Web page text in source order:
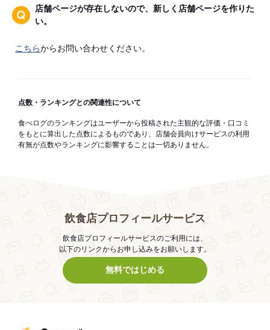
店舗ページが存在しないので、新しく店舗ページを作りた
い。
こちらからお問い合わせください。
点数・ランキングとの関連性について
食べログのランキングはユーザーから投稿された主観的な評価・口コミ
をもとに算出した点数によるものであり、店舗会員向けサービスの利用
有無が点数やランキングに影響することは一切ありません。
飲食店プロフィールサービス
飲食店プロフィールサービスのご利用には、
以下のリンクからお申し込みをお願いします。
無料ではじめる